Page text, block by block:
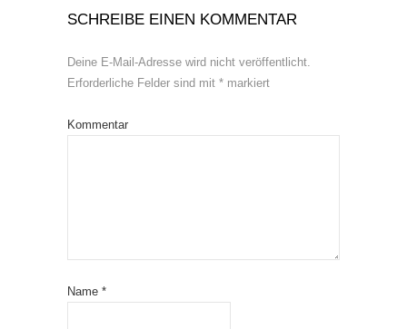
SCHREIBE EINEN KOMMENTAR
Deine E-Mail-Adresse wird nicht veröffentlicht.
Erforderliche Felder sind mit * markiert
Kommentar
Name *